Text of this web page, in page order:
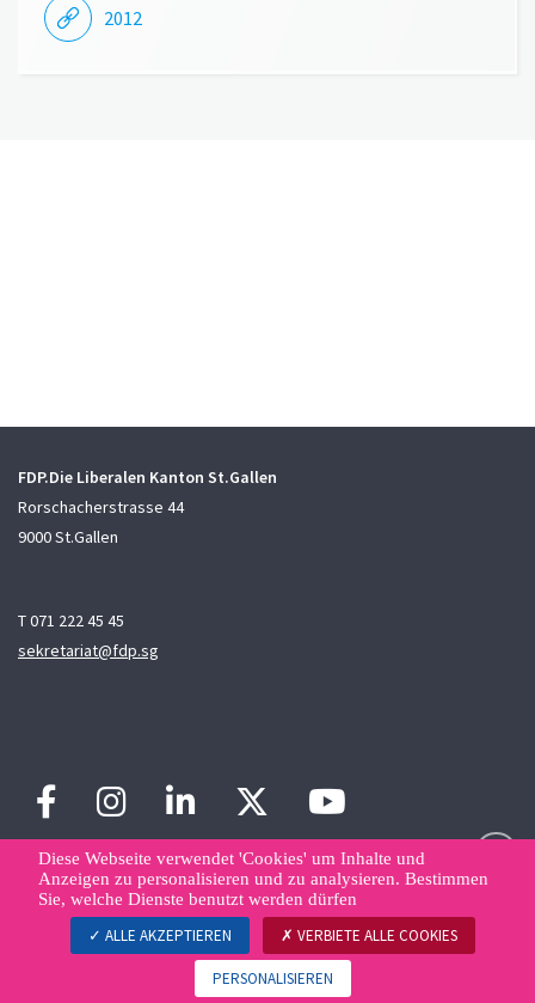
2012
FDP.Die Liberalen Kanton St.Gallen
Rorschacherstrasse 44
9000 St.Gallen
T 071 222 45 45
sekretariat@fdp.sg
Sitemap Kontakt Datenschutzerklärung Datenverwaltung
© FDP.Die Liberalen
Erstellt vonWNG digital agency
Diese Webseite verwendet 'Cookies' um Inhalte und
Anzeigen zu personalisieren und zu analysieren. Bestimmen
Sie, welche Dienste benutzt werden dürfen
ALLE AKZEPTIEREN VERBIETE ALLE COOKIES
PERSONALISIEREN